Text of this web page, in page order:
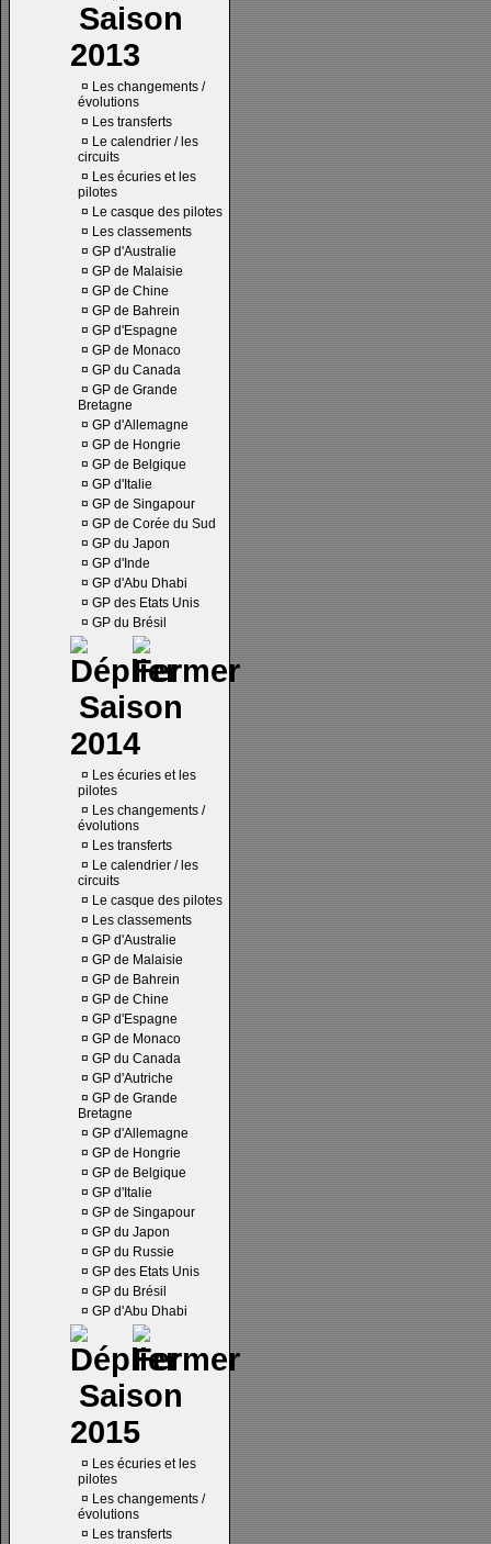
Saison
2013
¤ Les changements /
évolutions
¤ Les transferts
¤ Le calendrier / les
circuits
¤ Les écuries et les
pilotes
¤ Le casque des pilotes
¤ Les classements
¤ GP d'Australie
¤ GP de Malaisie
¤ GP de Chine
¤ GP de Bahrein
¤ GP d'Espagne
¤ GP de Monaco
¤ GP du Canada
¤ GP de Grande
Bretagne
¤ GP d'Allemagne
¤ GP de Hongrie
¤ GP de Belgique
¤ GP d'Italie
¤ GP de Singapour
¤ GP de Corée du Sud
¤ GP du Japon
¤ GP d'Inde
¤ GP d'Abu Dhabi
¤ GP des Etats Unis
¤ GP du Brésil
Saison
2014
¤ Les écuries et les
pilotes
¤ Les changements /
évolutions
¤ Les transferts
¤ Le calendrier / les
circuits
¤ Le casque des pilotes
¤ Les classements
¤ GP d'Australie
¤ GP de Malaisie
¤ GP de Bahrein
¤ GP de Chine
¤ GP d'Espagne
¤ GP de Monaco
¤ GP du Canada
¤ GP d'Autriche
¤ GP de Grande
Bretagne
¤ GP d'Allemagne
¤ GP de Hongrie
¤ GP de Belgique
¤ GP d'Italie
¤ GP de Singapour
¤ GP du Japon
¤ GP du Russie
¤ GP des Etats Unis
¤ GP du Brésil
¤ GP d'Abu Dhabi
Saison
2015
¤ Les écuries et les
pilotes
¤ Les changements /
évolutions
¤ Les transferts